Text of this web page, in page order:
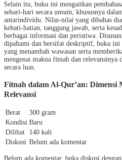
Selain itu, buku ini mengaitkan
sehari-hari secara umum, khususnya
antarindividu. Nilai-nilai yang dibahas
kehati-hatian, tanggung jawab, serta
berbagai informasi dan peristiwa.
dipahami dan bersifat deskriptif, buku ini
yang menambah wawasan serta
mengenai makna fitnah dan relevansinya
secara luas.
Fitnah dalam Al-Qur’an: Dimensi
Relevansi
Berat
300 gram
Kondisi Baru
Dilihat
140 kali
Diskusi Belum ada komentar
Belum ada komentar, buka diskusi